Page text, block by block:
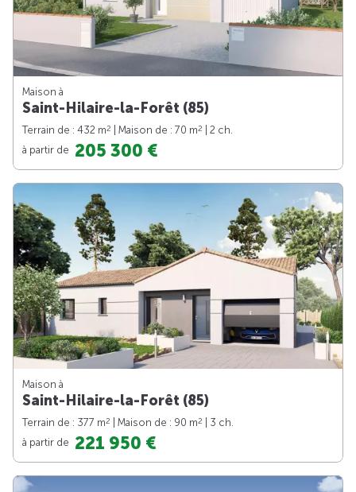
Maison à
Saint-Hilaire-la-Forêt (85)
Terrain de : 432 m2 | Maison de : 70 m2
| 2 ch.
à partir de 205 300 €
Maison à
Saint-Hilaire-la-Forêt (85)
Terrain de : 377 m2 | Maison de : 90 m2
| 3 ch.
à partir de 221 950 €